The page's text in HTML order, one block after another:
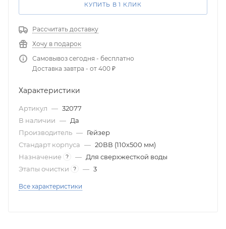
КУПИТЬ В 1 КЛИК
Рассчитать доставку
Хочу в подарок
Самовывоз сегодня - бесплатно
Доставка завтра - от 400 ₽
Характеристики
Артикул — 32077
В наличии — Да
Производитель — Гейзер
Стандарт корпуса — 20ВВ (110х500 мм)
Назначение ? — Для сверхжесткой воды
Этапы очистки
? — 3
Все характеристики